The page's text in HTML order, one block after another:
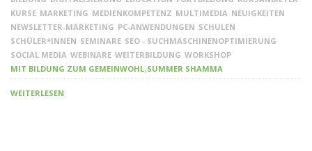
KURSE MARKETING MEDIENKOMPETENZ MULTIMEDIA NEUIGKEITEN
NEWSLETTER-MARKETING PC-ANWENDUNGEN SCHULEN
SCHÜLER*INNEN SEMINARE SEO - SUCHMASCHINENOPTIMIERUNG
SOCIAL MEDIA WEBINARE WEITERBILDUNG WORKSHOP
MIT BILDUNG ZUM GEMEINWOHL,SUMMER SHAMMA
WEITERLESEN